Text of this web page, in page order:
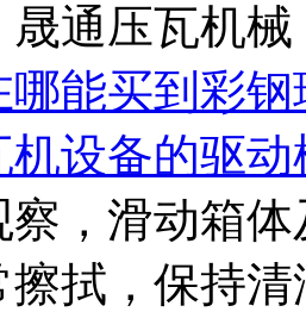
晟通压瓦
哪能买到彩
机设备的驱动
，滑动箱
拭，保持